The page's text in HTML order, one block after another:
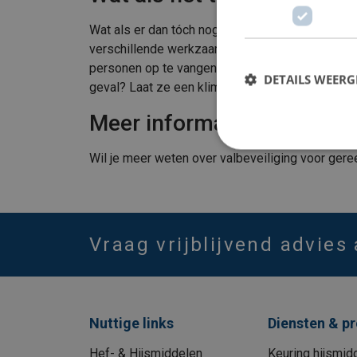
Wat als er dan tóch nog iets misgaat? Zakaria:
verschillende werkzaamheden tegelijkertijd
personen op te vangen.” Dirk vult aan:
geval? Laat ze een klimhelm dragen. Zo werken
Meer informatie?
Wil je meer weten over valbeveiliging voor
Vraag vrijblijvend advies
Nuttige links
Hef- & Hijsmiddelen
Diensten &
Keuring
DETAILS